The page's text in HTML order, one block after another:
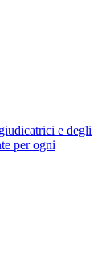
e degli
per ogni